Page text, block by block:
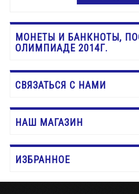
МОНЕТЫ И БАНКНОТЫ,
ОЛИМПИАДЕ 2014Г.
СВЯЗАТЬСЯ С НАМИ
НАШ МАГАЗИН
ИЗБРАННОЕ